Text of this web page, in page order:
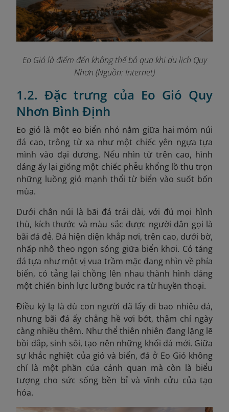
Eo Gió là điểm đến không thể bỏ qua khi du lịch Quy
Nhơn (Nguồn: Internet)
1.2. Đặc trưng của Eo Gió Quy
Nhơn Bình Định
Eo gió là một eo biển nhỏ nằm giữa hai mỏm núi
đá cao, trông từ xa như một chiếc yên ngựa tựa
mình vào đại dương. Nếu nhìn từ trên cao, hình
dáng ấy lại giống một chiếc phễu khổng lồ thu trọn
những luồng gió mạnh thổi từ biển vào suốt bốn
mùa.
Dưới chân núi là bãi đá trải dài, với đủ mọi hình
thù, kích thước và màu sắc được người dân gọi là
bãi đá đẻ. Đá hiện diện khắp nơi, trên cao, dưới bờ,
nhấp nhô theo ngọn sóng giữa biển khơi. Có tảng
đá tựa như một vị vua trầm mặc đang nhìn về phía
biển, có tảng lại chồng lên nhau thành hình dáng
một chiến binh lực lưỡng bước ra từ huyền thoại.
Điều kỳ lạ là dù con người đã lấy đi bao nhiêu đá,
nhưng bãi đá ấy chẳng hề vơi bớt, thậm chí ngày
càng nhiều thêm. Như thể thiên nhiên đang lặng lẽ
bồi đắp, sinh sôi, tạo nên những khối đá mới. Giữa
sự khắc nghiệt của gió và biển, đá ở Eo Gió không
chỉ là một phần của cảnh quan mà còn là biểu
tượng cho sức sống bền bỉ và vĩnh cửu của tạo
hóa.